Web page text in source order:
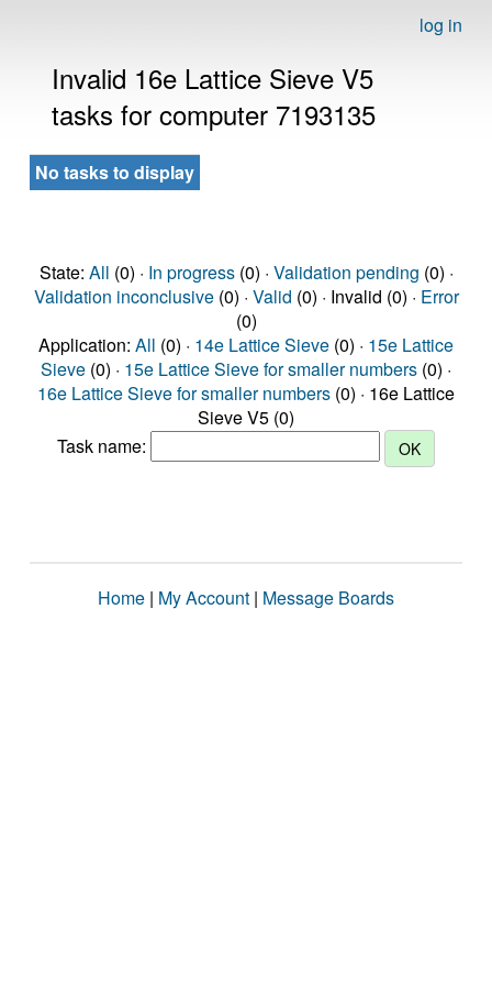
log in
Invalid 16e Lattice Sieve V5
tasks for computer 7193135
No tasks to display
State: All (0) · In progress(0) · Validation pending (0) ·
Validation inconclusive(0) · Valid (0) · Invalid (0) · Error
(0)
Application: All (0) · 14e Lattice Sieve (0) · 15e Lattice
Sieve (0) · 15e Lattice Sieve for smaller numbers (0) ·
16e Lattice Sieve for smaller numbers (0) · 16e Lattice
Sieve V5 (0)
Task name:
Home | My Account | Message Boards